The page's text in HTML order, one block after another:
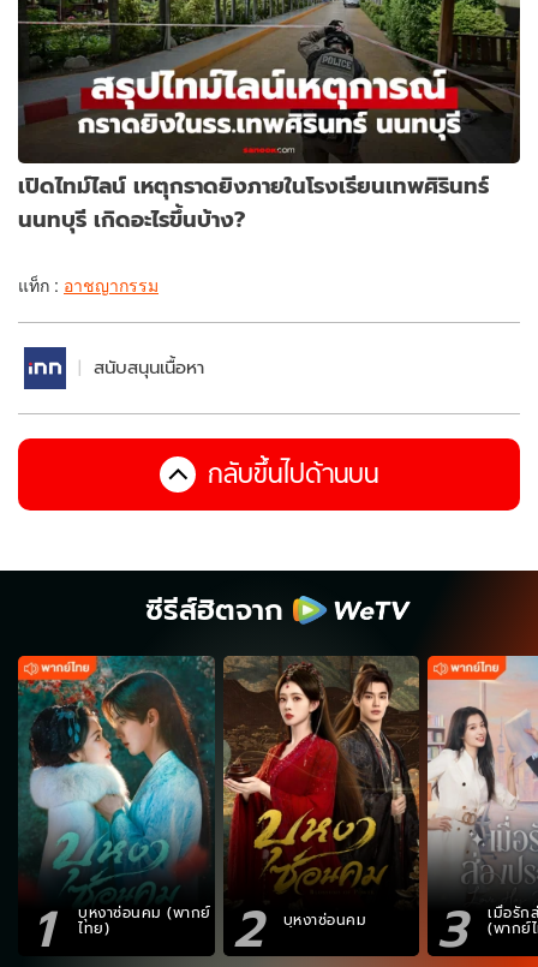
เปิดไทม์ไลน์ เหตุกราดยิงภายในโรงเรียนเทพศิรินทร์
นนทบุรี เกิดอะไรขึ้นบ้าง?
แท็ก : อาชญากรรม
สนับสนุนเนื้อหา
กลับขึ้นไปด้านบน
ซีรีส์ฮิตจาก
1 บุหงาซ่อนคม (พากย์
ไทย) 2 บุหงาซ่อนคม 3 เมื่อรัก
(พากย์